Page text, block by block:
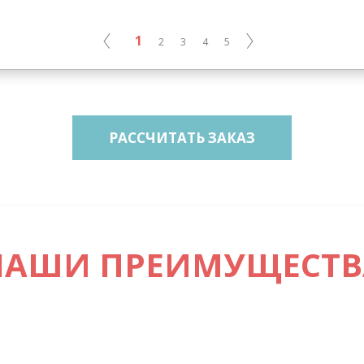
1 2 3 4 5
РАССЧИТАТЬ ЗАКАЗ